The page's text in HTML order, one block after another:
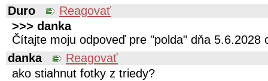
Duro
Reagovať
>>> danka
Čítajte moju odpoveď pre "polda" dňa 5.6.2028
danka
Reagovať
ako stiahnut fotky z triedy?